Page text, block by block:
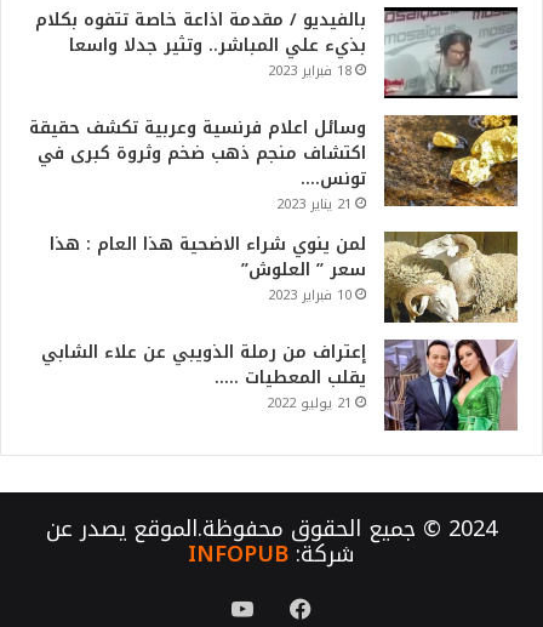
بالفيديو / مقدمة اذاعة خاصة تتفوه بكلام
بذيء علي المباشر.. وتثير جدلا واسعا
18 فبراير 2023
وسائل اعلام فرنسية وعربية تكشف حقيقة
اكتشاف منجم ذهب ضخم وثروة كبرى في
تونس….
21 يناير 2023
لمن ينوي شراء الاضحية هذا العام : هذا
سعر ” العلوش”
10 فبراير 2023
إعتراف من رملة الذويبي عن علاء الشابي
يقلب المعطيات …..
21 يوليو 2022
2024 © جميع الحقوق محفوظة.الموقع يصدر عن
شركة:INFOPUB
فيسبوكيوتيوب